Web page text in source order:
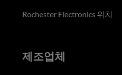
Rochester Electronics 위치
제조업체